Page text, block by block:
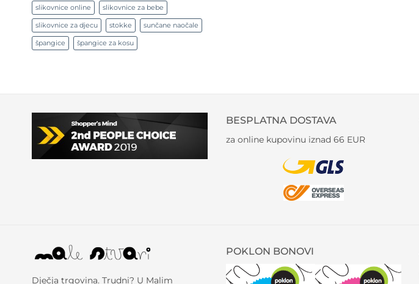
slikovnice online slikovnice za bebe
slikovnice za djecu stokke sunčane naočale
špangice špangice za kosu
BESPLATNA DOSTAVA
za online kupovinu iznad 66 EUR
Dječja trgovina. Trudni? U Malim
POKLON BONOVI